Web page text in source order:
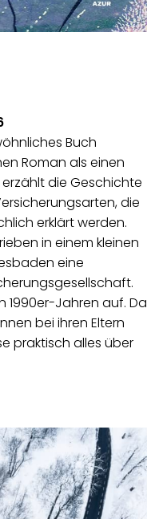
Buch
Roman als einen
die Geschichte
die
erklärt werden.
in einem kleinen
eine
1990er-Jahren auf. Da
bei ihren Eltern
praktisch alles über